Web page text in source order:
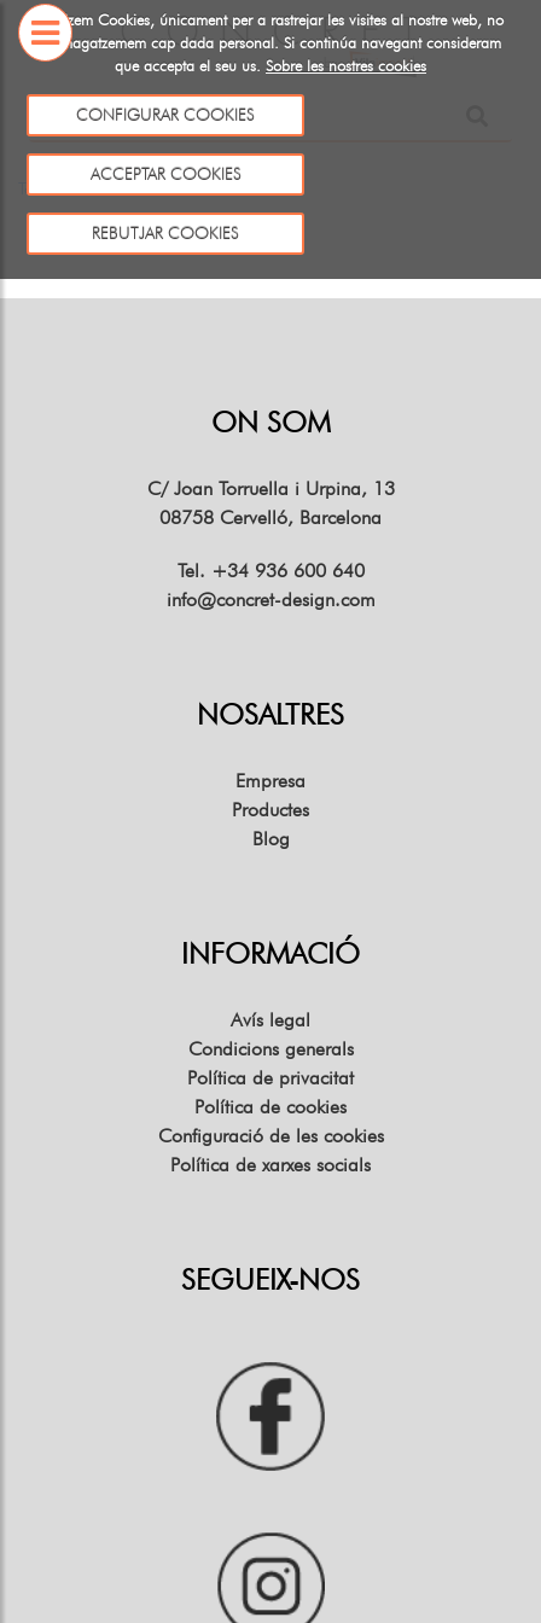
Utiltizem Cookies, únicament per a rastrejar les visites al nostre web, no
emmagatzemem cap dada personal. Si continúa navegant consideram
que accepta el seu us. Sobre les nostres cookies
CONFIGURAR COOKIES
ACCEPTAR COOKIES
REBUTJAR COOKIES
SOBRE
Aquest producte no existeix o no està a la venda
Tornar
ON SOM
C/ Joan Torruella i Urpina, 13
08758 Cervelló, Barcelona
Tel. +34 936 600 640
info@concret-design.com
NOSALTRES
Empresa
Productes
Blog
INFORMACIÓ
Avís legal
Condicions generals
Política de privacitat
Política de cookies
Configuració de les cookies
Política de xarxes socials
SEGUEIX-NOS